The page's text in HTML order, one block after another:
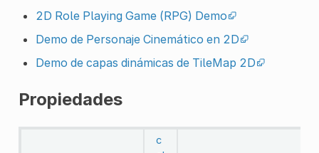
2D Role Playing Game (RPG) Demo
Demo de Personaje Cinemático en 2D
Demo de capas dinámicas de TileMap 2D
Propiedades
c